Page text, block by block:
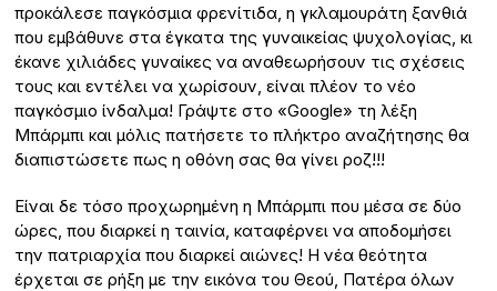
προκάλεσε παγκόσμια φρενίτιδα, η γκλαμουράτη ξανθιά
που εμβάθυνε στα έγκατα της γυναικείας ψυχολογίας, κι
έκανε χιλιάδες γυναίκες να αναθεωρήσουν τις σχέσεις
τους και εντέλει να χωρίσουν, είναι πλέον το νέο
παγκόσμιο ίνδαλμα! Γράψτε στο «Google» τη λέξη
Μπάρμπι και μόλις πατήσετε το πλήκτρο αναζήτησης θα
διαπιστώσετε πως η οθόνη σας θα γίνει ροζ!!!
Είναι δε τόσο προχωρημένη η Μπάρμπι που μέσα σε δύο
ώρες, που διαρκεί η ταινία, καταφέρνει να αποδομήσει
την πατριαρχία που διαρκεί αιώνες! Η νέα θεότητα
έρχεται σε ρήξη με την εικόνα του Θεού, Πατέρα όλων